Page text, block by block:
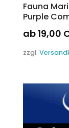
Fauna
Purple
ab19,00
Produkt
mehrere
zzgl.